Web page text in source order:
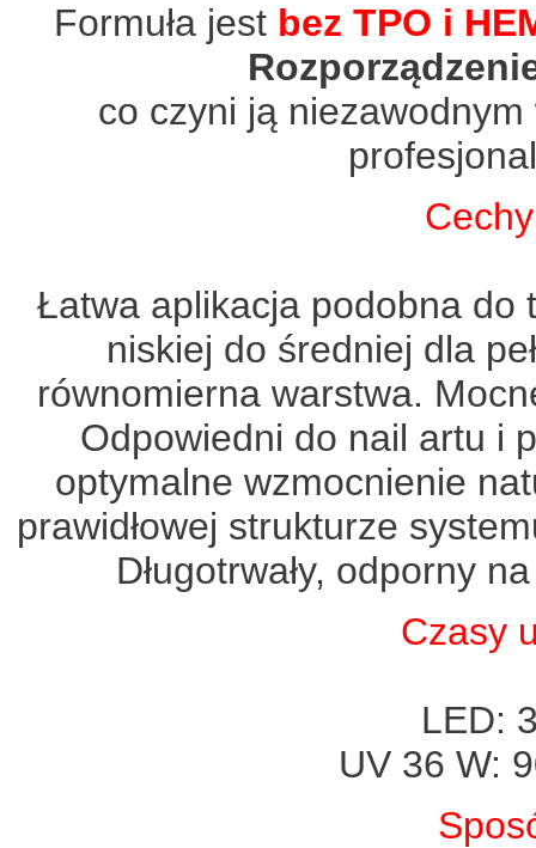
Formuła jest bez TPO i
co czyni ją
Łatwa aplikacja podobna do
niskiej do średniej dla
równomierna warstwa.
Odpowiedni do nail artu i
optymalne wzmocnienie
prawidłowej strukturze
Długotrwały, odporny
Czasy
LED:
UV 36 W: